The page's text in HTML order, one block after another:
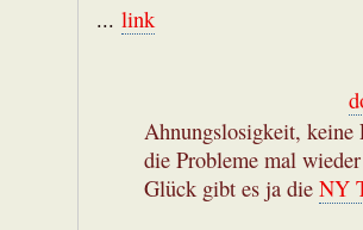
... link
Ahnungslosigkeit, keine
die Probleme mal
Glück gibt es ja die NY